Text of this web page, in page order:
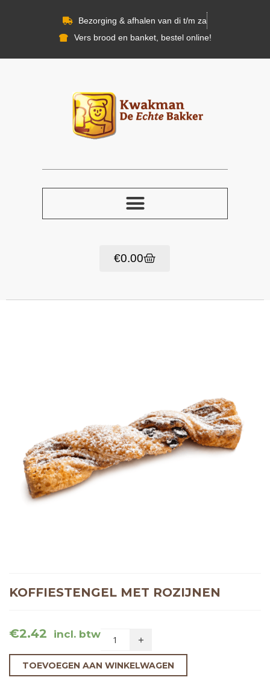
Bezorging & afhalen van di t/m za
Vers brood en banket, bestel online!
€0.00
KOFFIESTENGEL MET ROZIJNEN
€2.42 incl. btw
TOEVOEGEN AAN WINKELWAGEN